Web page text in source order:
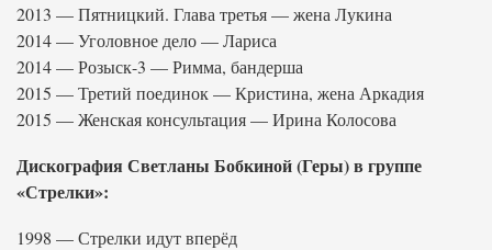
2013 — Пятницкий. Глава третья — жена Лукина
2014 — Уголовное дело — Лариса
2014 — Розыск-3 — Римма, бандерша
2015 — Третий поединок — Кристина, жена Аркадия
2015 — Женская консультация — Ирина Колосова
Дискография Светланы Бобкиной (Геры) в группе
«Стрелки»:
1998 — Стрелки идут вперёд